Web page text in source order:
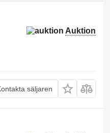
Auktion
säljaren